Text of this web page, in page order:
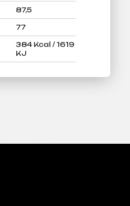
87,5
77
384 Kcal / 1619
KJ